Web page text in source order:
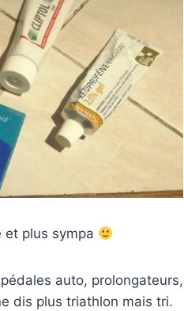
et plus sympa
auto, prolongateurs,
dis plus triathlon mais tri.